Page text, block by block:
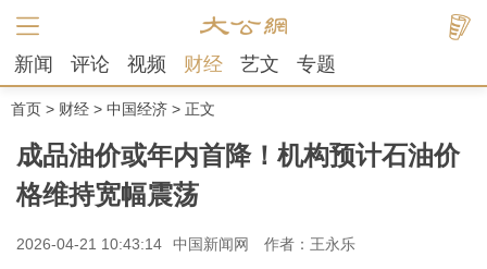
新闻 评论 视频 财经 艺文 专题
首页 > 财经 > 中国经济 > 正文
成品油价或年内首降！机构预计石油价
格维持宽幅震荡
2026-04-21 10:43:14 中国新闻网 作者：王永乐